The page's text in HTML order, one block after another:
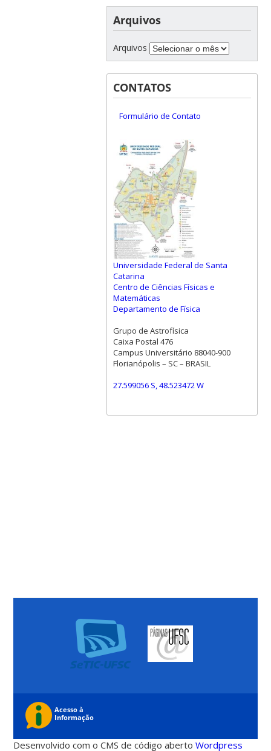
Arquivos
Arquivos
CONTATOS
Formulário de Contato
Universidade Federal de Santa
Catarina
Centro de Ciências Físicas e
Matemáticas
Departamento de Física
Grupo de Astrofísica
Caixa Postal 476
Campus Universitário 88040-900
Florianópolis – SC – BRASIL
27.599056 S, 48.523472 W
Desenvolvido com o CMS de código abertoWordpress